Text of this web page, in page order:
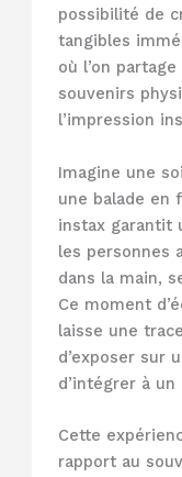
possibilité de
tangibles
où l’on
souvenirs
l’impression
Imagine une
une balade en
instax garantit
les personnes
dans la main,
Ce moment
laisse une
d’exposer sur
d’intégrer à un
Cette
rapport au